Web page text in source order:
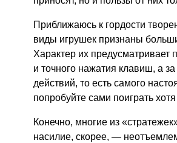
Приближаюсь к гордости
виды игрушек признаны
Характер их предусматривает
и точного нажатия клавиш, а
действий, то есть самого
попробуйте сами поиграть
Конечно, многие из
насилие, скорее, —